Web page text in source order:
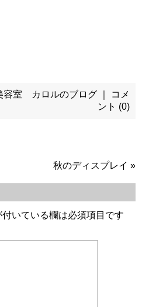
容室 カロルのブログ
コメ
ント (0)
秋のディスプレイ »
付いている欄は必須項目です